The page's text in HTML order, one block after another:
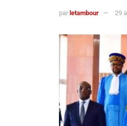
par letambour 29